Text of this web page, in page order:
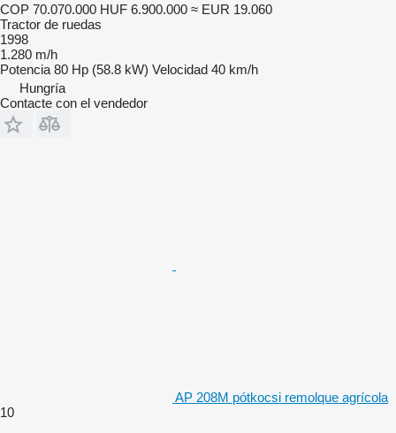
COP 70.070.000 HUF 6.900.000 ≈ EUR 19.060
Tractor de ruedas
1998
1.280 m/h
Potencia 80 Hp (58.8 kW) Velocidad 40 km/h
Hungría
Contacte con el vendedor
AP 208M pótkocsi remolque agrícola
10